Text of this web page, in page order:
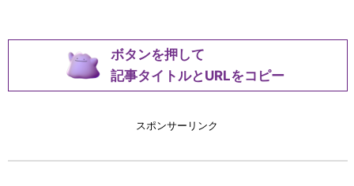
ボタンを押して
記事タイトルとURLをコピー
スポンサーリンク